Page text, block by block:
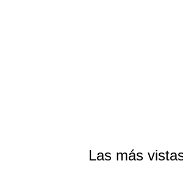
Las más